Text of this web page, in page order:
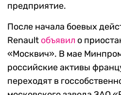
предприятие.
После начала боевых
Renault объявил о
«Москвич». В мае
российские активы
переходят в